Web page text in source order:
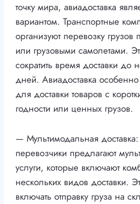
точку мира, авиадоставка
вариантом. Транспортные
организуют перевозку грузов
или грузовыми самолетами.
сократить время доставки до
дней. Авиадоставка особенно
для доставки товаров с
годности или ценных грузов.
— Мультимодальная
перевозчики предлагают
услуги, которые включают
нескольких видов доставки.
включать отправку груза на